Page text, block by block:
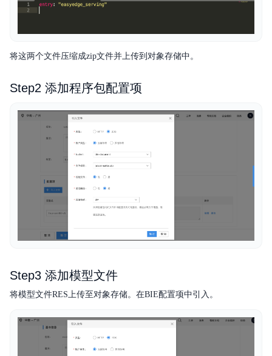
将这两个文件压缩成zip文件并上传到对象存储中。
Step2 添加程序包配置项
Step3 添加模型文件
将模型文件RES上传至对象存储。在BIE配置项中引入。